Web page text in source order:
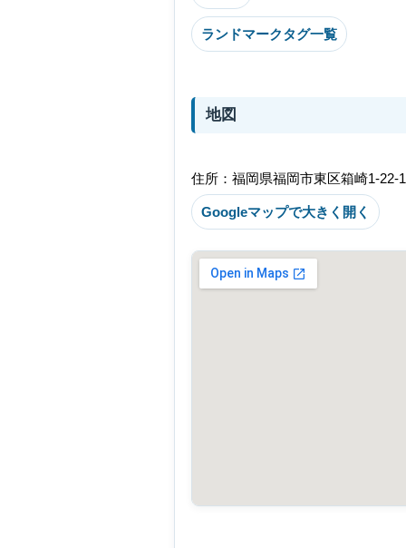
ランドマークタグ一覧
地図
住所：福岡県福岡市東区箱崎1-22-1
Googleマップで大きく開く